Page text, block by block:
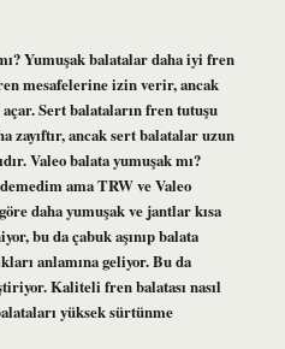
Yumuşak balatalar daha iyi fren
mesafelerine izin verir, ancak
açar. Sert balataların fren tutuşu
zayıftır, ancak sert balatalar uzun
Valeo balata yumuşak mı?
ama TRW ve Valeo
daha yumuşak ve jantlar kısa
bu da çabuk aşınıp balata
anlamına geliyor. Bu da
Kaliteli fren balatası nasıl
yüksek sürtünme